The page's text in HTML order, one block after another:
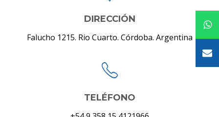
DIRECCIÓN
Falucho 1215. Rio Cuarto. Córdoba. Argentina
TELÉFONO